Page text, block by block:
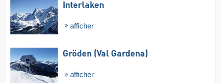
Interlaken
afficher
Gröden (Val Gardena)
afficher